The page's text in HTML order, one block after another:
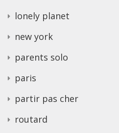
lonely planet
new york
parents solo
paris
partir pas cher
routard